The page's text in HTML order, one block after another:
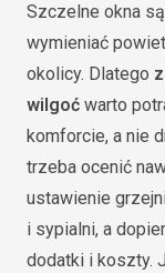
Szczelne okna
wymieniać
okolicy. Dlatego
wilgoć warto
komforcie, a nie
trzeba ocenić
ustawienie
i sypialni, a
dodatki i koszty.